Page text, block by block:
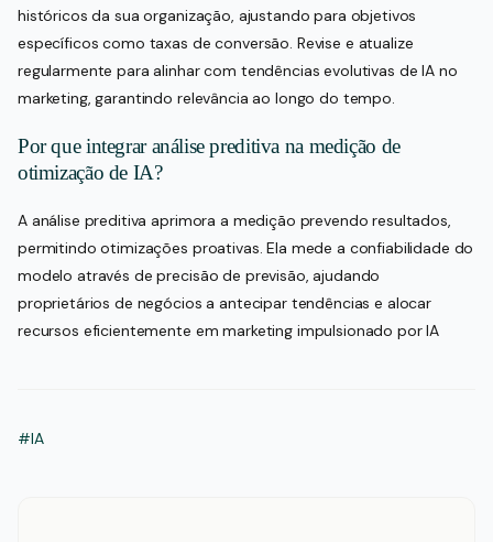
históricos da sua organização, ajustando para objetivos
específicos como taxas de conversão. Revise e atualize
regularmente para alinhar com tendências evolutivas de IA no
marketing, garantindo relevância ao longo do tempo.
Por que integrar análise preditiva na medição de
otimização de IA?
A análise preditiva aprimora a medição prevendo resultados,
permitindo otimizações proativas. Ela mede a confiabilidade do
modelo através de precisão de previsão, ajudando
proprietários de negócios a antecipar tendências e alocar
recursos eficientemente em marketing impulsionado por IA
#IA